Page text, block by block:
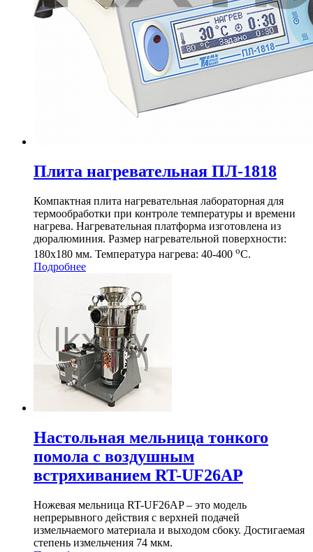
Плита нагревательная ПЛ-1818
Компактная плита нагревательная лабораторная для
термообработки при контроле температуры и времени
нагрева. Нагревательная платформа изготовлена из
дюралюминия. Размер нагревательной поверхности:
180х180 мм. Температура нагрева: 40-400 оС.
Подробнее
Настольная мельница тонкого
помола с воздушным
встряхиванием RT-UF26AP
Ножевая мельница RT-UF26AP – это модель
непрерывного действия с верхней подачей
измельчаемого материала и выходом сбоку. Достигаемая
степень измельчения 74 мкм.